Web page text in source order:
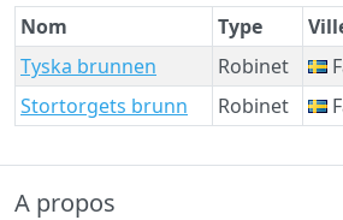
Nom Type
Tyska brunnen Robinet
Stortorgets brunn
Robinet
A propos